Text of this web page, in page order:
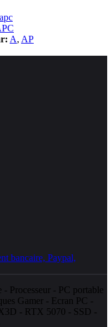
A AP
- Processeur- PC portable
Gamer - Ecran PC -
- RTX 5070 - SSD -